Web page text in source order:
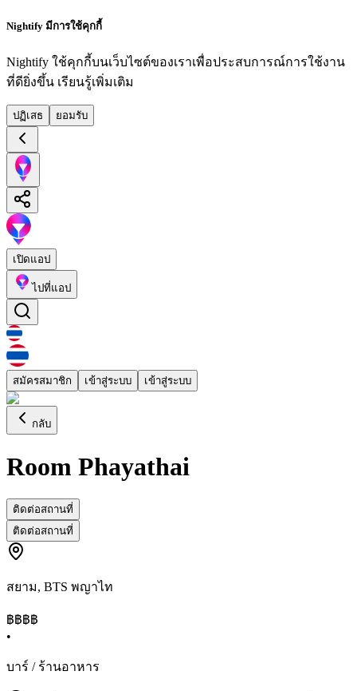
Nightify มีการใช้คุกกี้
Nightify ใช้คุกกี้บนเว็บไซต์ของเราเพื่อประสบการณ์การใช้งาน
ที่ดียิ่งขึ้น เรียนรู้เพิ่มเติม
ปฏิเสธ ยอมรับ
เปิดแอป
ไปที่แอป
สมัครสมาชิก เข้าสู่ระบบ เข้าสู่ระบบ
กลับ
Room Phayathai
ติดต่อสถานที่
ติดต่อสถานที่
สยาม, BTS พญาไท
฿฿฿฿
•
บาร์ / ร้านอาหาร